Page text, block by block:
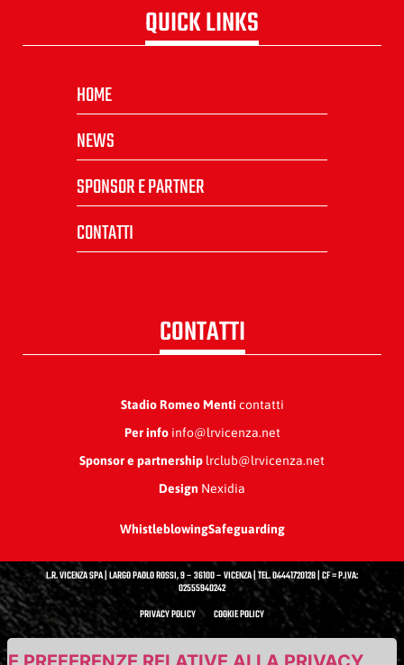
QUICK LINKS
HOME
NEWS
SPONSOR E PARTNER
CONTATTI
CONTATTI
Stadio Romeo Menti contatti
Per infoinfo@lrvicenza.net
Sponsor e partnership lrclub@lrvicenza.net
Design Nexidia
WhistleblowingSafeguarding
L.R. VICENZA SPA | LARGO PAOLO ROSSI, 9 – 36100 – VICENZA | TEL. 04441720128 | CF = P.IVA:
02555940242
PRIVACY POLICY
COOKIE POLICY